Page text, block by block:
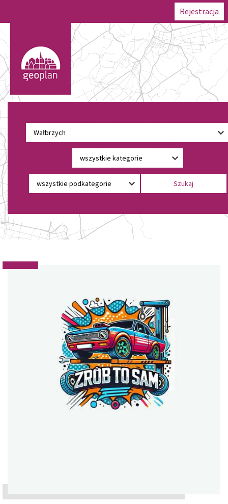
Rejestracja